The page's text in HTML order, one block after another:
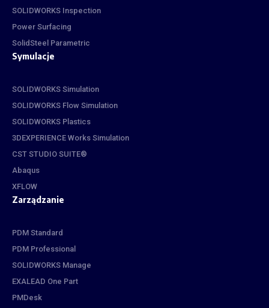
SOLIDWORKS Inspection
Power Surfacing
SolidSteel Parametric
Symulacje
SOLIDWORKS Simulation
SOLIDWORKS Flow Simulation
SOLIDWORKS Plastics
3DEXPERIENCE Works Simulation
CST STUDIO SUITE®
Abaqus
XFLOW
Zarządzanie
PDM Standard
PDM Professional
SOLIDWORKS Manage
EXALEAD One Part
PMDesk